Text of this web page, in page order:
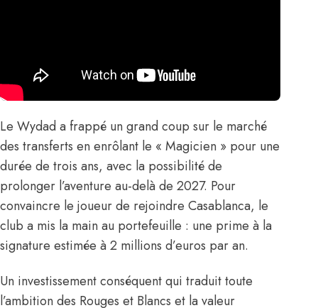
Le Wydad a frappé un grand coup sur le marché
des transferts en enrôlant le « Magicien » pour une
durée de trois ans, avec la possibilité de
prolonger l’aventure au-delà de 2027. Pour
convaincre le joueur de rejoindre Casablanca, le
club a mis la main au portefeuille : une prime à la
signature estimée à 2 millions d’euros par an.
Un investissement conséquent qui traduit toute
l’ambition des Rouges et Blancs et la valeur